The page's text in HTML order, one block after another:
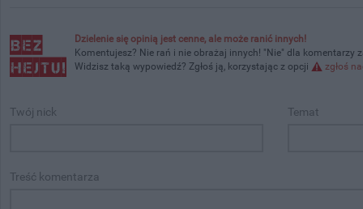
Dzielenie się opinią jest cenne, ale może ranić innych!
Komentujesz? Nie rań i nie obrażaj innych! "Nie" dla komentarzy
Widzisz taką wypowiedź? Zgłoś ją, korzystając z opcji
zgłoś
Twój nick Temat
Treść komentarza